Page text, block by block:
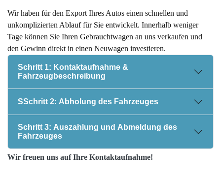
Wir haben für den Export Ihres Autos einen schnellen und
unkomplizierten Ablauf für Sie entwickelt. Innerhalb weniger
Tage können Sie Ihren Gebrauchtwagen an uns verkaufen und
den Gewinn direkt in einen Neuwagen investieren.
Schritt 1: Kontaktaufnahme &
Fahrzeugbeschreibung
SSchritt 2: Abholung des Fahrzeuges
Schritt 3: Auszahlung und Abmeldung des
Fahrzeuges
Wir freuen uns auf Ihre Kontaktaufnahme!